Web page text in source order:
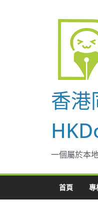
香港
一個屬於本
首頁 專